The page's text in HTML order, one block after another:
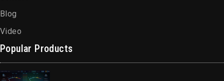
Blog
Video
Popular Products